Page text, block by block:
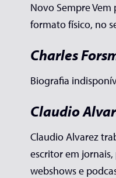
Novo Sempre
formato físico, no
Charles
Biografia
Claudio
Claudio Alvarez
escritor em jornais,
webshows e